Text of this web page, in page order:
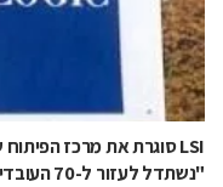
"נשתדל לעזור ל-70 העובדים להיקלט במקומות אחרים"